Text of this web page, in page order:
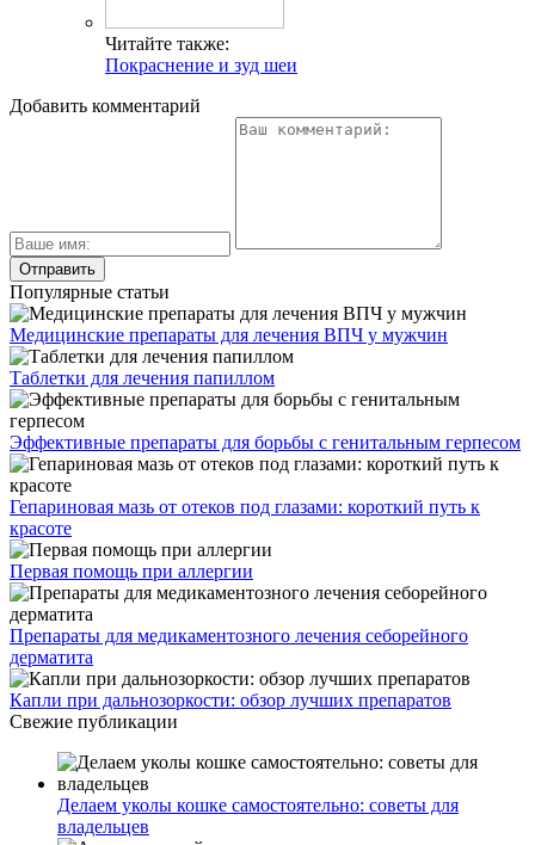
Читайте также:
Покраснение и зуд шеи
Добавить комментарий
Популярные статьи
Медицинские препараты для лечения ВПЧ у мужчин
Таблетки для лечения папиллом
Эффективные препараты для борьбы с генитальным герпесом
Гепариновая мазь от отеков под глазами: короткий путь к
красоте
Первая помощь при аллергии
Препараты для медикаментозного лечения себорейного
дерматита
Капли при дальнозоркости: обзор лучших препаратов
Свежие публикации
Делаем уколы кошке самостоятельно: советы для
владельцев